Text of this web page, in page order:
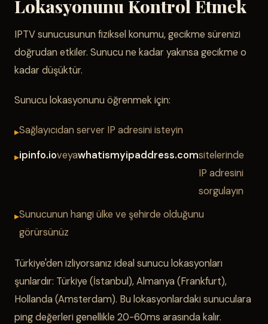
Lokasyonunu Kontrol Etmek
IPTV sunucusunun fiziksel konumu, gecikme sürenizi
doğrudan etkiler. Sunucu ne kadar yakınsa gecikme o
kadar düşüktür.
Sunucu lokasyonunu öğrenmek için:
Sağlayıcıdan server IP adresini isteyin
ipinfo.ioveyawhatismyipaddress.comsitelerinde
IP adresini
sorgulayın
Sunucunun hangi ülke ve şehirde olduğunu
görürsünüz
Türkiye'den izliyorsanız ideal sunucu lokasyonları
şunlardır: Türkiye (İstanbul), Almanya (Frankfurt),
Hollanda (Amsterdam). Bu lokasyonlardaki sunuculara
ping değerleri genellikle 20-60ms arasında kalır.